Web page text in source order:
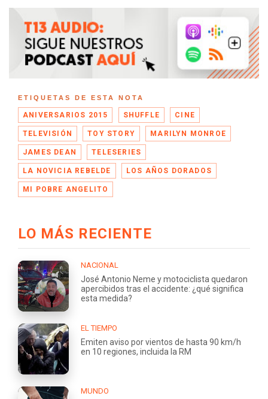
ETIQUETAS DE ESTA NOTA
ANIVERSARIOS 2015 SHUFFLE CINE
TELEVISIÓN TOY STORY MARILYN MONROE
JAMES DEAN TELESERIES
LA NOVICIA REBELDE LOS AÑOS DORADOS
MI POBRE ANGELITO
LO MÁS RECIENTE
NACIONAL
José Antonio Neme y motociclista quedaron
apercibidos tras el accidente: ¿qué significa
esta medida?
EL TIEMPO
Emiten aviso por vientos de hasta 90 km/h
en 10 regiones, incluida la RM
MUNDO